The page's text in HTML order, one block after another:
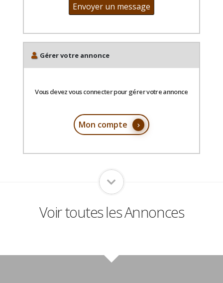
Envoyer un message
Gérer votre annonce
Vous devez vous connecter pour gérer votre annonce
Mon compte
Voir toutes les Annonces